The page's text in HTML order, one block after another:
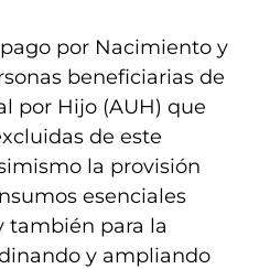
por Nacimiento y
beneficiarias de
por Hijo (AUH) que
de este
la provisión
esenciales
también para la
y ampliando